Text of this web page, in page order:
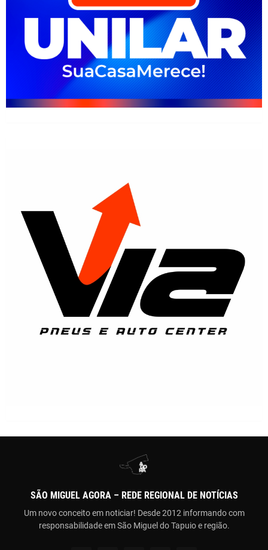
SÃO MIGUEL AGORA – REDE REGIONAL DE NOTÍCIAS
Um novo conceito em noticiar! Desde 2012 informando com
responsabilidade em São Miguel do Tapuio e região.